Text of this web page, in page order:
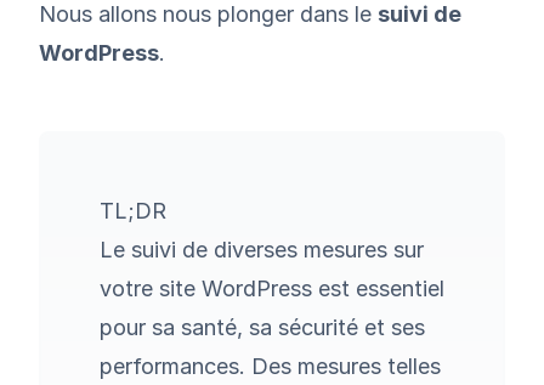
Nous allons nous plonger dans le suivi de
WordPress.
TL;DR
Le suivi de diverses mesures sur
votre site WordPress est essentiel
pour sa santé, sa sécurité et ses
performances. Des mesures telles